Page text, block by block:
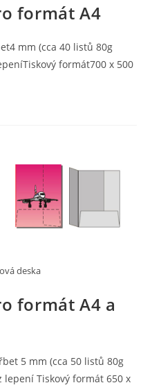
formát A4
mm (cca 40 listů 80g
formát700 x 500
deska
formát A4 a
5 mm (cca 50 listů 80g
Tiskový formát 650 x